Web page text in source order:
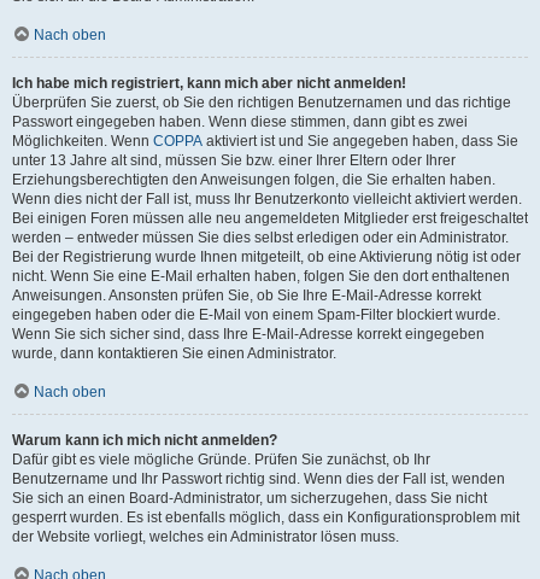
Nach oben
Ich habe mich registriert, kann mich aber nicht anmelden!
Überprüfen Sie zuerst, ob Sie den richtigen Benutzernamen und das richtige
Passwort eingegeben haben. Wenn diese stimmen, dann gibt es zwei
Möglichkeiten. Wenn COPPA aktiviert ist und Sie angegeben haben, dass Sie
unter 13 Jahre alt sind, müssen Sie bzw. einer Ihrer Eltern oder Ihrer
Erziehungsberechtigten den Anweisungen folgen, die Sie erhalten haben.
Wenn dies nicht der Fall ist, muss Ihr Benutzerkonto vielleicht aktiviert werden.
Bei einigen Foren müssen alle neu angemeldeten Mitglieder erst freigeschaltet
werden – entweder müssen Sie dies selbst erledigen oder ein Administrator.
Bei der Registrierung wurde Ihnen mitgeteilt, ob eine Aktivierung nötig ist oder
nicht. Wenn Sie eine E-Mail erhalten haben, folgen Sie den dort enthaltenen
Anweisungen. Ansonsten prüfen Sie, ob Sie Ihre E-Mail-Adresse korrekt
eingegeben haben oder die E-Mail von einem Spam-Filter blockiert wurde.
Wenn Sie sich sicher sind, dass Ihre E-Mail-Adresse korrekt eingegeben
wurde, dann kontaktieren Sie einen Administrator.
Nach oben
Warum kann ich mich nicht anmelden?
Dafür gibt es viele mögliche Gründe. Prüfen Sie zunächst, ob Ihr
Benutzername und Ihr Passwort richtig sind. Wenn dies der Fall ist, wenden
Sie sich an einen Board-Administrator, um sicherzugehen, dass Sie nicht
gesperrt wurden. Es ist ebenfalls möglich, dass ein Konfigurationsproblem mit
der Website vorliegt, welches ein Administrator lösen muss.
Nach oben